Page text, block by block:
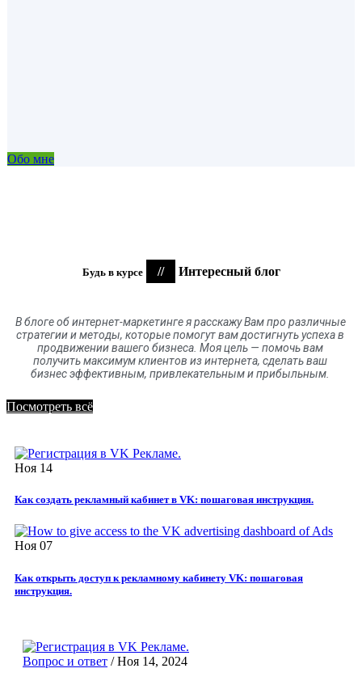
Обо мне
Будь в курсе // Интересный блог
В блогеобинтернет-маркетинге я расскажу Вам про различные
стратегии и методы, которые помогут вам достигнуть успеха в
продвижении вашего бизнеса. Моя цель — помочь вам
получить максимум клиентовизинтернета, сделать ваш
бизнес эффективным, привлекательным и прибыльным.
Посмотреть всё
Ноя 14
Как создать рекламный кабинет в VK: пошаговая инструкция.
Ноя 07
Как открыть доступ к рекламному кабинету VK: пошаговая
инструкция.
Вопрос и ответ /Ноя 14, 2024